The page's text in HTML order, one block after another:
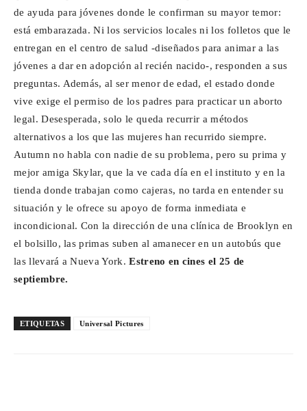
de ayuda para jóvenes donde le confirman su mayor temor:
está embarazada. Ni los servicios locales ni los folletos que le
entregan en el centro de salud -diseñados para animar a las
jóvenes a dar en adopción al recién nacido-, responden a sus
preguntas. Además, al ser menor de edad, el estado donde
vive exige el permiso de los padres para practicar un aborto
legal. Desesperada, solo le queda recurrir a métodos
alternativos a los que las mujeres han recurrido siempre.
Autumn no habla con nadie de su problema, pero su prima y
mejor amiga Skylar, que la ve cada día en el instituto y en la
tienda donde trabajan como cajeras, no tarda en entender su
situación y le ofrece su apoyo de forma inmediata e
incondicional. Con la dirección de una clínica de Brooklyn en
el bolsillo, las primas suben al amanecer en un autobús que
las llevará a Nueva York.Estreno en cines el 25 de
septiembre.
ETIQUETAS Universal Pictures